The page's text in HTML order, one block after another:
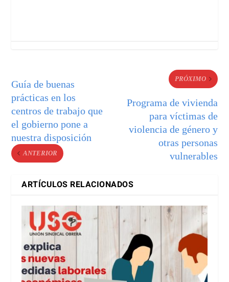
Guía de buenas
prácticas en los
centros de trabajo que
el gobierno pone a
nuestra disposición
ANTERIOR
PRÓXIMO
Programa de vivienda
para víctimas de
violencia de género y
otras personas
vulnerables
ARTÍCULOS RELACIONADOS